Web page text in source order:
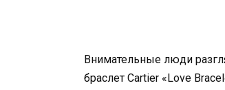
Внимательные люди
браслет Cartier «Love